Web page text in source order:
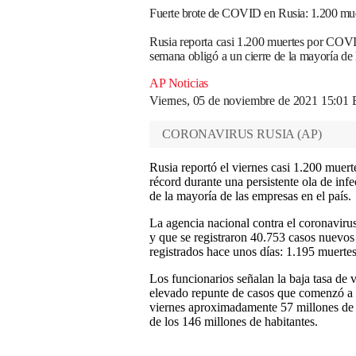
Fuerte brote de COVID en Rusia: 1.200
Rusia reporta casi 1.200 muertes por
semana obligó a un cierre de la mayoría de
AP Noticias
Viernes, 05 de noviembre de 2021 15:01
CORONAVIRUS RUSIA (AP)
Rusia reportó el viernes casi 1.200
récord durante una persistente ola de
de la mayoría de las empresas en el país.
La agencia nacional contra el
y que se registraron 40.753 casos
registrados hace unos días: 1.195
Los funcionarios señalan la baja tasa de
elevado repunte de casos que comenzó
viernes aproximadamente 57 millones
de los 146 millones de habitantes.